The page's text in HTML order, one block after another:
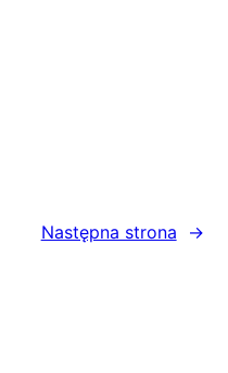
Następna strona →